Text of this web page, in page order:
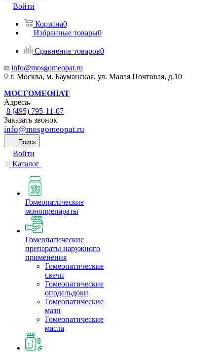
Войти
Корзина0
Избранные товары0
Сравнение товаров0
info@mosgomeopat.ru
г. Москва, м. Бауманская, ул. Малая Почтовая, д.10
МОСГОМЕОПАТ
Адреса
8 (495) 795-11-07
Заказать звонок
info@mosgomeopat.ru
Поиск
Войти
Каталог
Гомеопатические
монопрепараты
Гомеопатические
препараты наружного
применения
Гомеопатические
свечи
Гомеопатические
оподельдоки
Гомеопатические
мази
Гомеопатические
масла